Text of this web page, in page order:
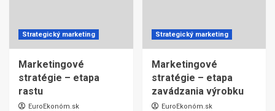
Strategický marketing
Marketingové
stratégie – etapa
rastu
EuroEkonóm.sk
Strategický marketing
Marketingové
stratégie – etapa
zavádzania výrobku
EuroEkonóm.sk